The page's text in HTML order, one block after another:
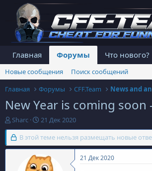
Главная Форумы Что нового?
Новые сообщения
Поиск сообщений
Главная
Форумы CFF.Team
New Year is coming soon
А
в
т
о
Sharc
Д
а
т
а
н
а
21 Дек 2020
В этой теме нельзя размещать новые
21 Дек 2020